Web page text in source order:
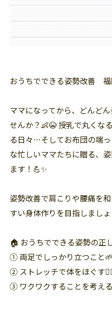
おうちでできる姿勢改善
ママになってから、どんど
せんか？👶😭 授乳で丸くな
る日々…そしてお布団の端
な忙しいママたちに贈る、
ます！💪✨
姿勢改善で肩こりや腰痛を
すい身体作りを目指しましょ
🏠 おうちでできる姿勢の正
① 両足でしっかり立つこと🌱
② ストレッチで体をほぐす
③ ワクワクすることを考え